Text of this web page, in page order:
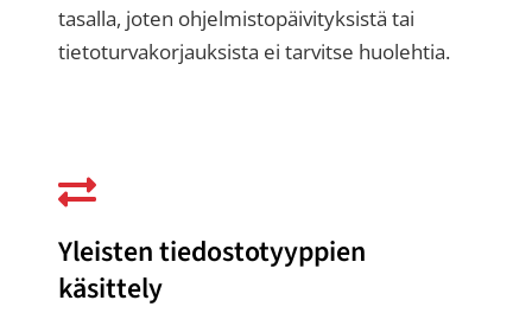
tasalla, joten ohjelmistopäivityksistä tai
tietoturvakorjauksista ei tarvitse huolehtia.
Yleisten tiedostotyyppien
käsittely